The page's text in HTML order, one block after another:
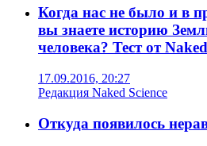
Когда нас не было и в
вы знаете историю
человека? Тест от
17.09.2016, 20:27
Редакция Naked Science
Откуда появилось